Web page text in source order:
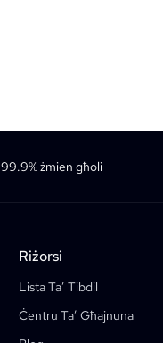
99.9% żmien għoli
Riżorsi
Lista Ta’ Tibdil
Ċentru Ta’ Għajnuna